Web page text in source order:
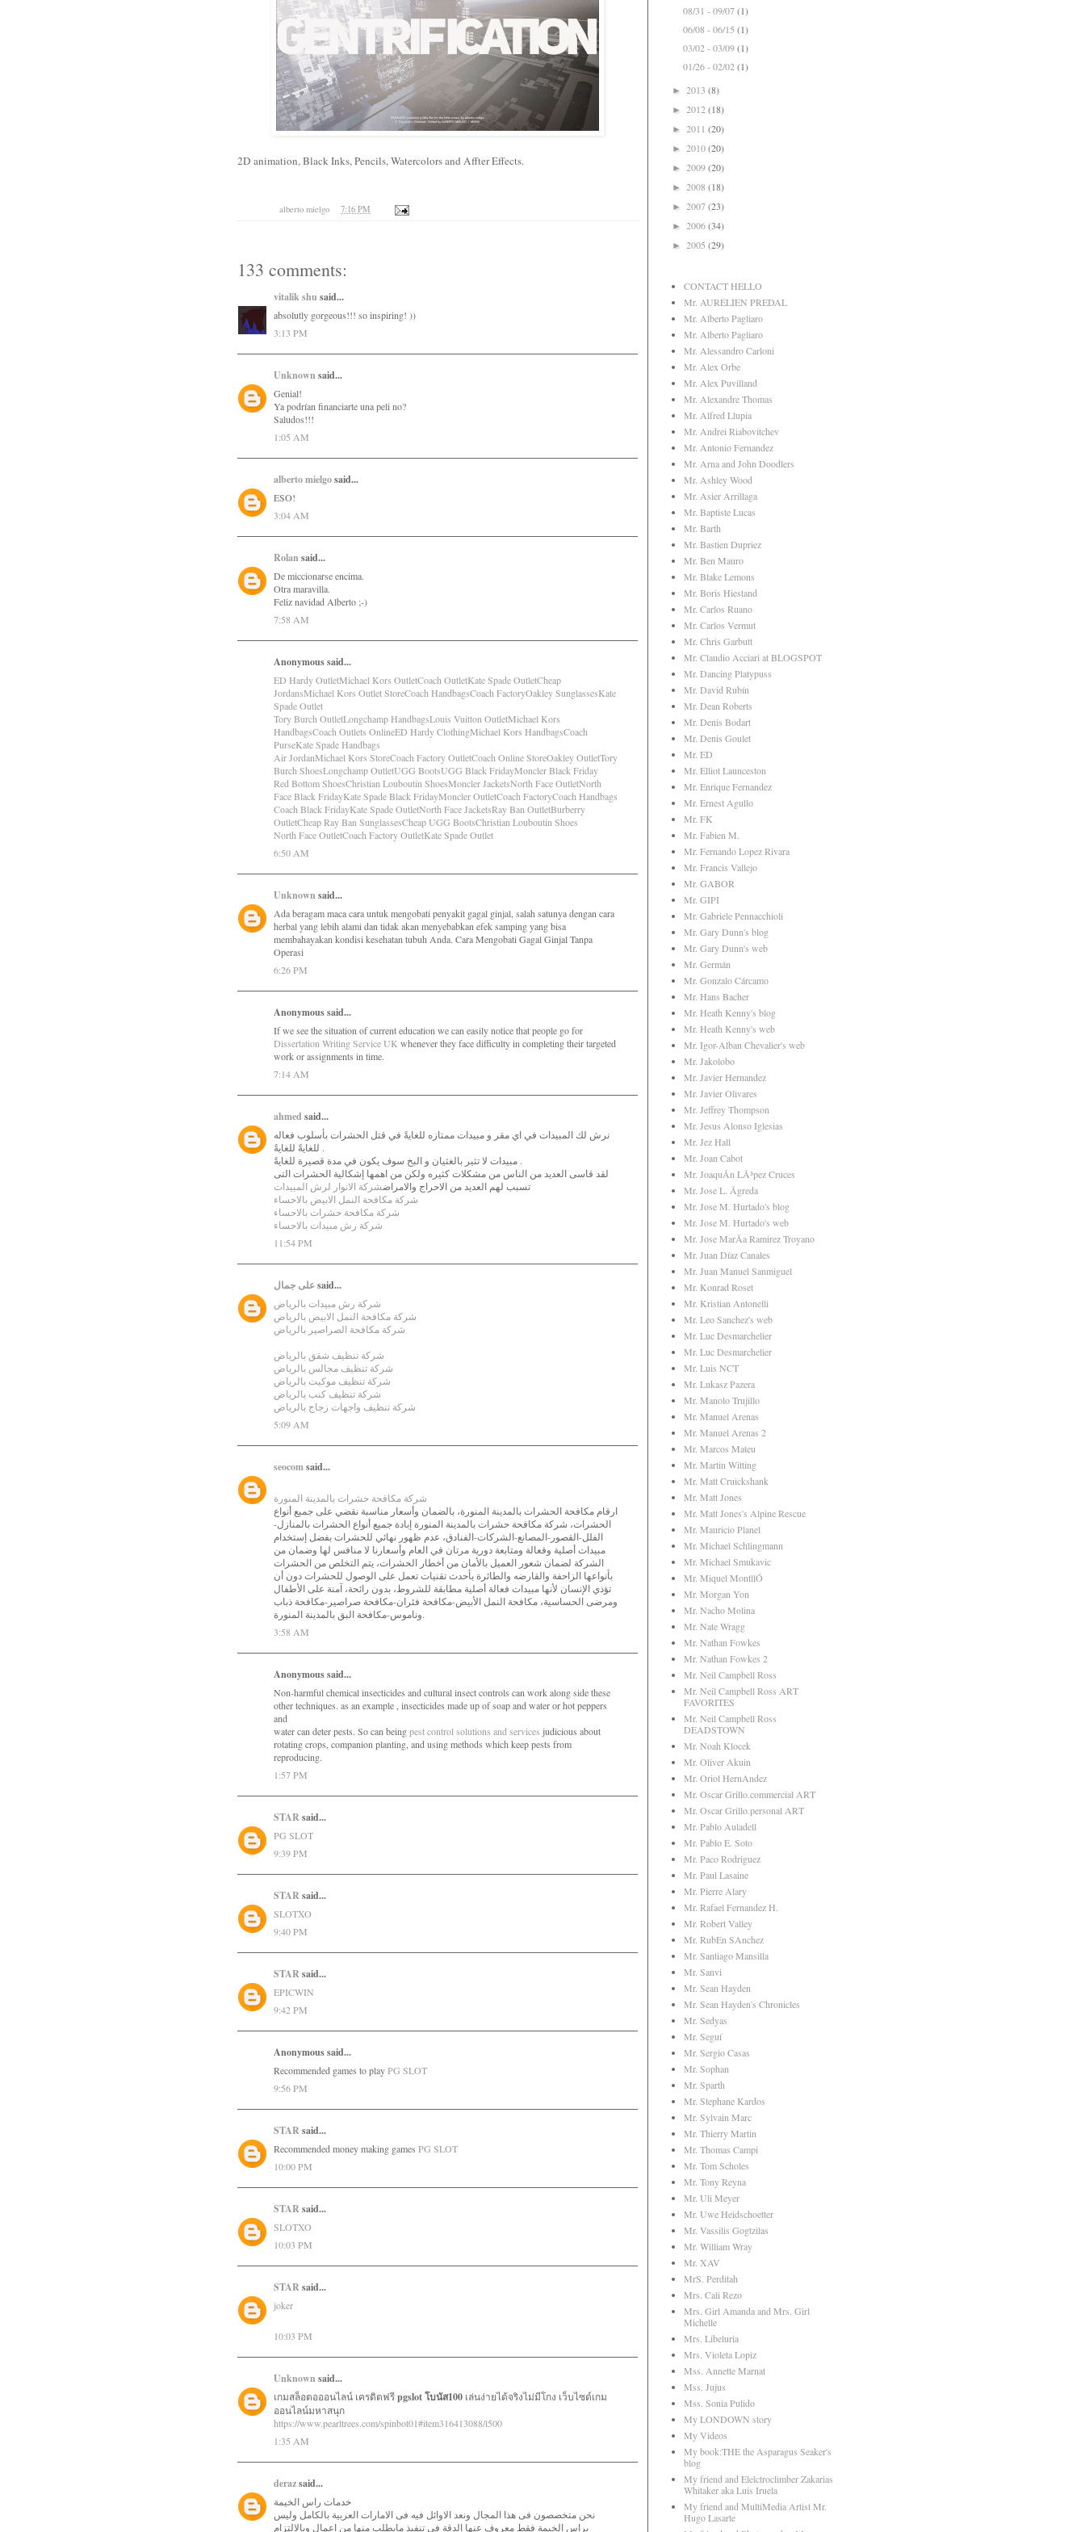
2D animation, Black Inks, Pencils, Watercolors and Affter Effects.
alberto mielgo 7:16 PM
133 comments:
vitalik shu said...
absolutly gorgeous!!! so inspiring! ))
3:13 PM
Unknown said...
Genial!
Ya podrían financiarte una peli no?
Saludos!!!
1:05 AM
alberto mielgosaid...
ESO!
3:04 AM
Rolan said...
De miccionarse encima.
Otra maravilla.
Feliz navidad Alberto ;-)
7:58 AM
Anonymous said...
ED Hardy OutletMichael Kors OutletCoach OutletKate Spade OutletCheap
JordansMichael Kors Outlet StoreCoach HandbagsCoach FactoryOakley SunglassesKate
Spade Outlet
Tory Burch OutletLongchamp HandbagsLouis Vuitton OutletMichael Kors
HandbagsCoach Outlets OnlineED Hardy ClothingMichael Kors HandbagsCoach
PurseKate Spade Handbags
Air JordanMichael Kors StoreCoach Factory OutletCoach Online StoreOakley OutletTory
Burch ShoesLongchamp OutletUGG BootsUGG Black FridayMoncler Black Friday
Red Bottom ShoesChristian Louboutin ShoesMoncler JacketsNorth Face OutletNorth
Face Black FridayKate Spade Black FridayMoncler OutletCoach FactoryCoach Handbags
Coach Black FridayKate Spade OutletNorth Face JacketsRay Ban OutletBurberry
OutletCheap Ray Ban SunglassesCheap UGG BootsChristian Louboutin Shoes
North Face OutletCoach Factory OutletKate Spade Outlet
6:50 AM
Unknown said...
Ada beragam maca cara untuk mengobati penyakit gagal ginjal, salah satunya dengan cara
herbal yang lebih alami dan tidak akan menyebabkan efek samping yang bisa
membahayakan kondisi kesehatan tubuh Anda. Cara Mengobati Gagal Ginjal Tanpa
Operasi
6:26 PM
Anonymous said...
If we see the situation of current education we can easily notice that people go for
Dissertation Writing Service UK whenever they face difficulty in completing their targeted
work or assignments in time.
7:14 AM
ahmed said...
نرش لك المبيدات في اي مقر و مبيدات ممتازه للغايةً في قتل الحشرات بأسلوب فعاله
للغايةً للغايةً .
مبيدات لا تثير بالغثيان و البخ سوف يكون في مدة قصيرة للغايةً .
لقد قاسى العديد من الناس من مشكلات كثيره ولكن من اهمها إشكالية الحشرات التى
تسبب لهم العديد من الاحراج والامراضشركة الانوار لرش المبيدات
شركة مكافحة النمل الابيض بالاحساء
شركة مكافحة حشرات بالاحساء
شركة رش مبيدات بالاحساء
11:54 PM
على جمالsaid...
شركة رش مبيدات بالرياض
شركة مكافحة النمل الابيض بالرياض
شركة مكافحة الصراصير بالرياض
شركة تنظيف شقق بالرياض
شركة تنظيف مجالس بالرياض
شركة تنظيف موكيت بالرياض
شركة تنظيف كنب بالرياض
شركة تنظيف واجهات زجاج بالرياض
5:09 AM
seocomsaid...
شركة مكافحة حشرات بالمدينة المنورة
ارقام مكافحة الحشرات بالمدينة المنورة، بالضمان وأسعار مناسبة نقضي على جميع أنواع
الحشرات، شركة مكافحة حشرات بالمدينة المنورة إبادة جميع أنواع الحشرات بالمنازل-
الفلل-القصور-المصانع-الشركات-الفنادق، عدم ظهور نهائي للحشرات بفضل إستخدام
مبيدات أصلية وفعالة ومتابعة دورية مرتان في العام وأسعارنا لا منافس لها وضمان من
الشركة لضمان شعور العميل بالأمان من أخطار الحشرات، يتم التخلص من الحشرات
بأنواعها الزاحفة والقارضه والطائرة بأحدث تقنيات تعمل على الوصول للحشرات دون أن
تؤذي الإنسان لأنها مبيدات فعالة أصلية مطابقة للشروط، بدون رائحة، آمنة على الأطفال
ومرضى الحساسية، مكافحة النمل الأبيض-مكافحة فئران-مكافحة صراصير-مكافحة ذباب
وناموس-مكافحة البق بالمدينة المنورة.
3:58 AM
Anonymous said...
Non-harmful chemical insecticides and cultural insect controls can work along side these
other techniques. as an example , insecticides made up of soap and water or hot peppers
and
water can deter pests. So can beingpest control solutions and services judicious about
rotating crops, companion planting, and using methods which keep pests from
reproducing.
1:57 PM
STARsaid...
PG SLOT
9:39 PM
STARsaid...
SLOTXO
9:40 PM
STARsaid...
EPICWIN
9:42 PM
Anonymous said...
Recommended games to playPG SLOT
9:56 PM
STARsaid...
Recommended money making games PG SLOT
10:00 PM
STARsaid...
SLOTXO
10:03 PM
STARsaid...
joker
10:03 PM
Unknown said...
เกมสล็อตอออนไลน์ เครดิตฟรีpgslot โบนัส100 เล่นง่ายได้จริงไม่มีโกง เว็บไซด์เกม
ออนไลน์มหาสนุก
https://www.pearltrees.com/spinbot01#item316413088/l500
1:35 AM
derazsaid...
خدمات راس الخيمة
نحن متخصصون فى هذا المجال ونعد الاوائل فيه فى الامارات العربية بالكامل وليس
براس الخيمة فقط معروف عنها الدقة فى تنفيذ مايطلب منها من اعمال وبالالتزام
08/31 - 09/07(1)
06/08 - 06/15(1)
03/02 - 03/09(1)
01/26 - 02/02(1)
► 2013 (8)
► 2012 (18)
► 2011 (20)
► 2010(20)
► 2009(20)
► 2008 (18)
► 2007(23)
► 2006(34)
► 2005 (29)
CONTACT HELLO
Mr. AURÉLIEN PREDAL
Mr. Alberto Pagliaro
Mr. Alberto Pagliaro
Mr. Alessandro Carloni
Mr. Alex Orbe
Mr. Alex Puvilland
Mr. Alexandre Thomas
Mr. Alfred Llupia
Mr. Andrei Riabovitchev
Mr. Antonio Fernandez
Mr. Arna and John Doodlers
Mr. Ashley Wood
Mr. Asier Arrillaga
Mr. Baptiste Lucas
Mr. Barth
Mr. Bastien Dupriez
Mr. Ben Mauro
Mr. Blake Lemons
Mr. Boris Hiestand
Mr. Carlos Ruano
Mr. Carlos Vermut
Mr. Chris Garbutt
Mr. Claudio Acciari at BLOGSPOT
Mr. Dancing Platypuss
Mr. David Rubín
Mr. Dean Roberts
Mr. Denis Bodart
Mr. Denis Goulet
Mr. ED
Mr. Elliot Launceston
Mr. Enrique Fernandez
Mr. Ernest Agullo
Mr. FK
Mr. Fabien M.
Mr. Fernando Lopez Rivara
Mr. Francis Vallejo
Mr. GABOR
Mr. GIPI
Mr. Gabriele Pennacchioli
Mr. Gary Dunn's blog
Mr. Gary Dunn's web
Mr. Germán
Mr. Gonzalo Cárcamo
Mr. Hans Bacher
Mr. Heath Kenny's blog
Mr. Heath Kenny's web
Mr. Igor-Alban Chevalier's web
Mr. Jakolobo
Mr. Javier Hernandez
Mr. Javier Olivares
Mr. Jeffrey Thompson
Mr. Jesus Alonso Iglesias
Mr. Jez Hall
Mr. Joan Cabot
Mr. JoaquÃn LÃ³pez Cruces
Mr. Jose L. Ãgreda
Mr. Jose M. Hurtado's blog
Mr. Jose M. Hurtado's web
Mr. Jose MarÃa Ramirez Troyano
Mr. Juan Díaz Canales
Mr. Juan Manuel Sanmiguel
Mr. Konrad Roset
Mr. Kristian Antonelli
Mr. Leo Sanchez's web
Mr. Luc Desmarchelier
Mr. Luc Desmarchelier
Mr. Luis NCT
Mr. Lukasz Pazera
Mr. Manolo Trujillo
Mr. Manuel Arenas
Mr. Manuel Arenas 2
Mr. Marcos Mateu
Mr. Martin Witting
Mr. Matt Cruickshank
Mr. Matt Jones
Mr. Matt Jones's Alpine Rescue
Mr. Mauricio Planel
Mr. Michael Schlingmann
Mr. Michael Smukavic
Mr. Miquel MontllÓ
Mr. Morgan Yon
Mr. Nacho Molina
Mr. Nate Wragg
Mr. Nathan Fowkes
Mr. Nathan Fowkes 2
Mr. Neil Campbell Ross
Mr. Neil Campbell Ross ART
FAVORITES
Mr. Neil Campbell Ross
DEADSTOWN
Mr. Noah Klocek
Mr. Oliver Akuin
Mr. Oriol HernAndez
Mr. Oscar Grillo.commercial ART
Mr. Oscar Grillo.personal ART
Mr. Pablo Auladell
Mr. Pablo E. Soto
Mr. Paco Rodriguez
Mr. Paul Lasaine
Mr. Pierre Alary
Mr. Rafael Fernandez H.
Mr. Robert Valley
Mr. RubEn SAnchez
Mr. Santiago Mansilla
Mr. Sanvi
Mr. Sean Hayden
Mr. Sean Hayden's Chronicles
Mr. Sedyas
Mr. Seguí
Mr. Sergio Casas
Mr. Sophan
Mr. Sparth
Mr. Stephane Kardos
Mr. Sylvain Marc
Mr. Thierry Martin
Mr. Thomas Campi
Mr. Tom Scholes
Mr. Tony Reyna
Mr. Uli Meyer
Mr. Uwe Heidschoetter
Mr. Vassilis Gogtzilas
Mr. William Wray
Mr. XAV
MrS. Perditah
Mrs. Cali Rezo
Mrs. Girl Amanda and Mrs. Girl
Michelle
Mrs. Libeluria
Mrs. Violeta Lopiz
Mss. Annette Marnat
Mss. Jujus
Mss. Sonia Pulido
My LONDOWN story
My Videos
My book:THE the Asparagus Seaker's
blog
My friend and Elelctroclimber Zakarias
Whitaker aka Luis Iruela
My friend and MultiMedia Artist Mr.
Hugo Lasarte